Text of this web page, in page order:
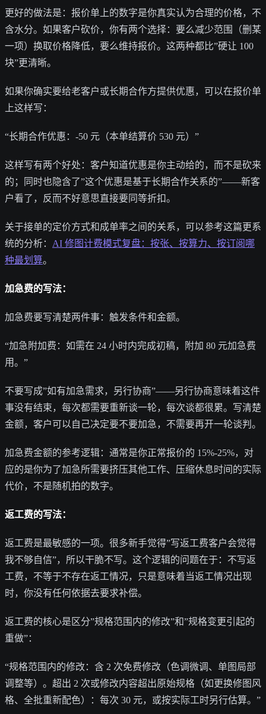
更好的做法是：报价单上的数字是你真实认为合理的价格，不
含水分。如果客户砍价，你有两个选择：要么减少范围（删某
一项）换取价格降低，要么维持报价。这两种都比”硬让 100
块”更清晰。
如果你确实要给老客户或长期合作方提供优惠，可以在报价单
上这样写：
“长期合作优惠：-50 元（本单结算价 530 元）”
这样写有两个好处：客户知道优惠是你主动给的，而不是砍来
的；同时也隐含了”这个优惠是基于长期合作关系的”——新客
户看了，反而不好意思直接要同等折扣。
关于接单的定价方式和成单率之间的关系，可以参考这篇更系
统的分析： AI 修图计费模式复盘：按张、按算力、按订阅哪
种最划算。
加急费的写法：
加急费要写清楚两件事：触发条件和金额。
“加急附加费：如需在 24 小时内完成初稿，附加 80 元加急费
用。”
不要写成”如有加急需求，另行协商”——另行协商意味着这件
事没有结束，每次都需要重新谈一轮，每次谈都很累。写清楚
金额，客户可以自己决定要不要加急，不需要再开一轮谈判。
加急费金额的参考逻辑：通常是你正常报价的 15%-25%，对
应的是你为了加急所需要挤压其他工作、压缩休息时间的实际
代价，不是随机拍的数字。
返工费的写法：
返工费是最敏感的一项。很多新手觉得”写返工费客户会觉得
我不够自信”，所以干脆不写。这个逻辑的问题在于：不写返
工费，不等于不存在返工情况，只是意味着当返工情况出现
时，你没有任何依据去要求补偿。
返工费的核心是区分”规格范围内的修改”和”规格变更引起的
重做”：
“规格范围内的修改：含 2 次免费修改（色调微调、单图局部
调整等）。超出 2 次或修改内容超出原始规格（如更换修图风
格、全批重新配色）：每次 30 元，或按实际工时另行估算。”